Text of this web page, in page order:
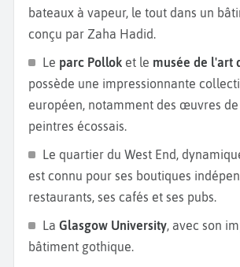
bateaux à vapeur, le tout dans un
conçu par Zaha Hadid.
Le parc Pollok et le musée de l'art
possède une impressionnante
européen, notamment des œuvres
peintres écossais.
Le quartier du West End,
est connu pour ses boutiques
restaurants, ses cafés et ses pubs.
La Glasgow University, avec son
bâtiment gothique.